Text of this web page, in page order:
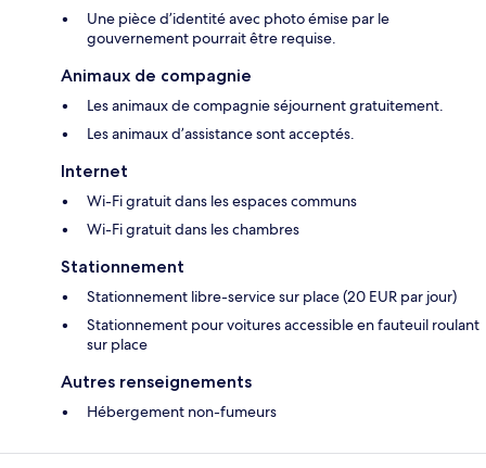
Une pièce d’identité avec photo émise par le
gouvernement pourrait être requise.
Animaux de compagnie
Les animaux de compagnie séjournent gratuitement.
Les animaux d’assistance sont acceptés.
Internet
Wi-Fi gratuit dans les espaces communs
Wi-Fi gratuit dans les chambres
Stationnement
Stationnement libre-service sur place (20 EUR par jour)
Stationnement pour voitures accessible en fauteuil roulant
sur place
Autres renseignements
Hébergement non-fumeurs